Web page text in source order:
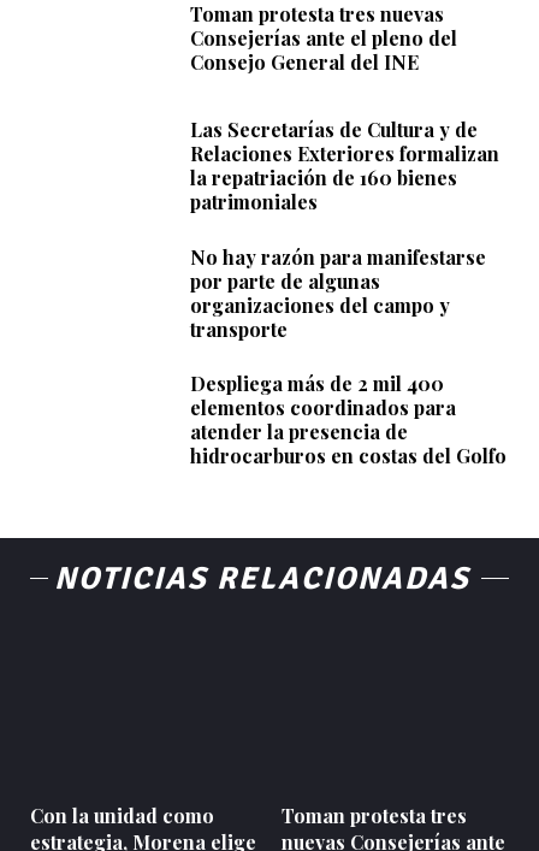
Toman protesta tres nuevas
Consejerías ante el pleno del
Consejo General del INE
Las Secretarías de Cultura y de
Relaciones Exteriores formalizan
la repatriación de 160 bienes
patrimoniales
No hay razón para manifestarse
por parte de algunas
organizaciones del campo y
transporte
Despliega más de 2 mil 400
elementos coordinados para
atender la presencia de
hidrocarburos en costas del Golfo
NOTICIAS RELACIONADAS
Con la unidad como
estrategia, Morena elige
Toman protesta tres
nuevas Consejerías ante